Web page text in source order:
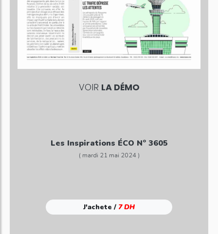
VOIR LA DÉMO
Les Inspirations ÉCO N° 3605
( mardi 21 mai 2024 )
J'achete / 7 DH